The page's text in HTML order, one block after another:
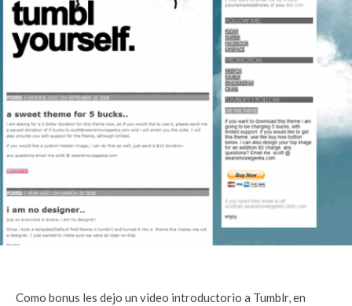
Como bonus les dejo un video introductorio a Tumblr, en